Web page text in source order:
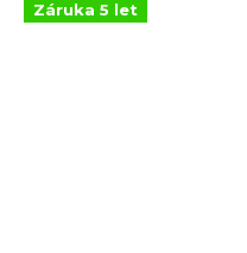
Záruka 5 let